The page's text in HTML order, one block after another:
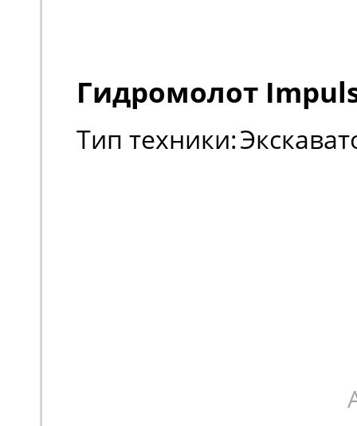
Гидромолот
Тип техники: